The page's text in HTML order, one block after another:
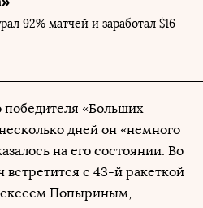
92% матчей и заработал $16
«Больших
дней он «немного
на его состоянии. Во
встретится с 43-й ракеткой
Попыриным,